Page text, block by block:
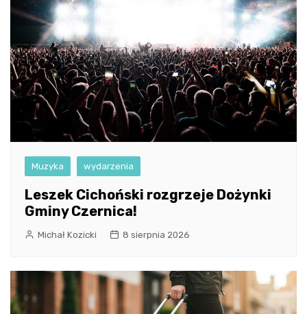
Muzyka wydarzenia
Leszek Cichoński rozgrzeje Dożynki
Gminy Czernica!
Michał Kozicki 8 sierpnia 2026